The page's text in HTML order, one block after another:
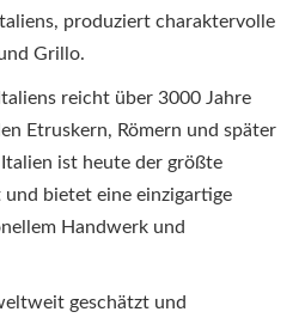
produziert charaktervolle
Grillo.
reicht über 3000 Jahre
Etruskern, Römern und später
ist heute der größte
bietet eine einzigartige
Handwerk und
geschätzt und